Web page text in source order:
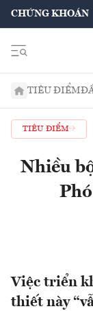
CHỨNG KHOÁN
TIÊU ĐIỂM
TIÊU ĐIỂM
Nhiều
Việc triển
thiết này